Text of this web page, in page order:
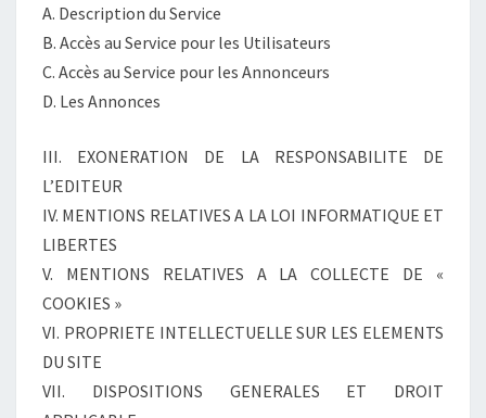
A. Description du Service
B. Accès au Service pour les Utilisateurs
C. Accès au Service pour les Annonceurs
D. Les Annonces
III. EXONERATION DE LA RESPONSABILITE DE
L’EDITEUR
IV. MENTIONS RELATIVES A LA LOI INFORMATIQUE ET
LIBERTES
V. MENTIONS RELATIVES A LA COLLECTE DE «
COOKIES »
VI. PROPRIETE INTELLECTUELLE SUR LES ELEMENTS
DU SITE
VII. DISPOSITIONS GENERALES ET DROIT